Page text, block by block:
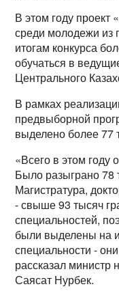
В этом году проект
среди молодежи из
итогам конкурса
обучаться в
Центрального
В рамках
предвыборной
выделено более 77
«Всего в этом году
Было разыграно 78
Магистратура,
- свыше 93 тысяч
специальностей,
были выделены на
специальности -
рассказал министр
Саясат Нурбек.